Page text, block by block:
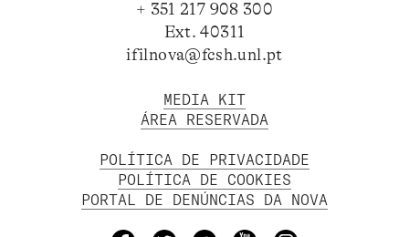
+ 351 217 908 300
Ext. 40311
ifilnova@fcsh.unl.pt
MEDIA KIT
ÁREA RESERVADA
POLÍTICA DE PRIVACIDADE
POLÍTICA DE COOKIES
PORTAL DE DENÚNCIAS DA NOVA